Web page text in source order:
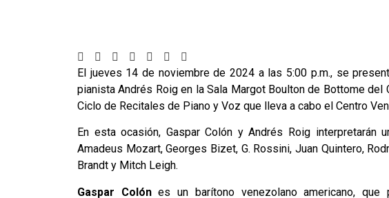
El jueves 14 de noviembre de 2024 a las 5:00 p.m., se
pianista Andrés Roig en la Sala Margot Boulton de Bottome
Ciclo de Recitales de Piano y Voz que lleva a cabo el Centro
En esta ocasión, Gaspar Colón y Andrés Roig
Amadeus Mozart, Georges Bizet, G. Rossini, Juan Quintero,
Brandt y Mitch Leigh.
Gaspar Colónes un barítono venezolano americano,